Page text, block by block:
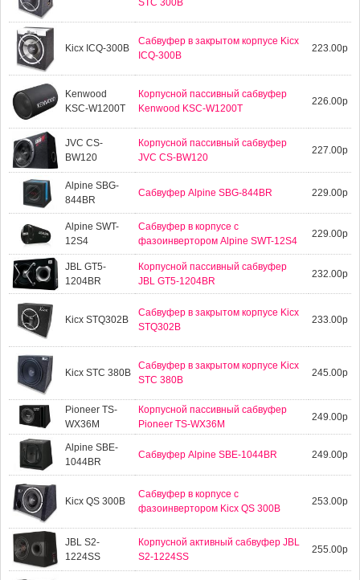
STC 300B
Kicx ICQ-300B
Сабвуфер в закрытом корпусе Kicx
ICQ-300B
223.00р
Kenwood
KSC-W1200T
Корпусной пассивный сабвуфер
Kenwood KSC-W1200T
226.00р
JVC CS-
BW120
Корпусной пассивный сабвуфер
JVC CS-BW120
227.00р
Alpine SBG-
844BR
Сабвуфер Alpine SBG-844BR 229.00р
Alpine SWT-
12S4
Сабвуфер в корпусе с
фазоинвертором Alpine SWT-12S4
229.00р
JBL GT5-
1204BR
Корпусной пассивный сабвуфер
JBL GT5-1204BR
232.00р
Kicx STQ302B
Сабвуфер в закрытом корпусе Kicx
STQ302B
233.00р
Kicx STC 380B
Сабвуфер в закрытом корпусе Kicx
STC 380B
245.00р
Pioneer TS-
WX36M
Корпусной пассивный сабвуфер
Pioneer TS-WX36M
249.00р
Alpine SBE-
1044BR
Сабвуфер Alpine SBE-1044BR 249.00р
Kicx QS 300B
Сабвуфер в корпусе с
фазоинвертoром Kicx QS 300B
253.00р
JBL S2-
1224SS
Корпусной активный сабвуфер JBL
S2-1224SS
255.00р